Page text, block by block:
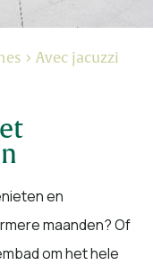
Avec jacuzzi
en
maanden? Of
om het hele